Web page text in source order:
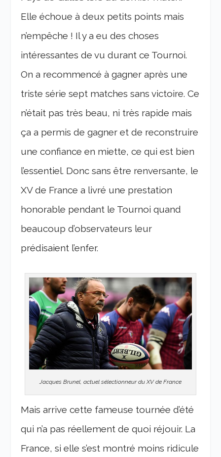
Elle échoue à deux petits points mais
n’empêche ! Il y a eu des choses
intéressantes de vu durant ce Tournoi.
On a recommencé à gagner après une
triste série sept matches sans victoire. Ce
n’était pas très beau, ni très rapide mais
ça a permis de gagner et de reconstruire
une confiance en miette, ce qui est bien
l’essentiel. Donc sans être renversante, le
XV de France a livré une prestation
honorable pendant le Tournoi quand
beaucoup d’observateurs leur
prédisaient l’enfer.
Jacques Brunel, actuel sélectionneur du XV de France
Mais arrive cette fameuse tournée d’été
qui n’a pas réellement de quoi réjouir. La
France, si elle s’est montré moins ridicule